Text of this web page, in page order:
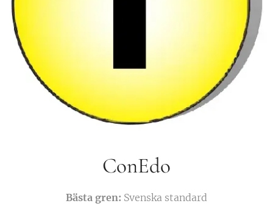
ConEdo
Bästa gren: Svenska standard